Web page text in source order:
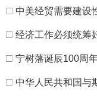
□ 中美经贸需要建设
□ 经济工作必须统筹
□ 宁树藩诞辰100周
□ 中华人民共和国与